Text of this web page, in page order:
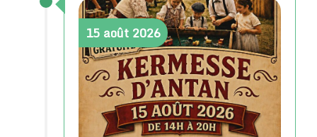
15 août 2026